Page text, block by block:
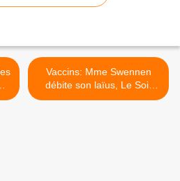
Vaccins: Mme Swennen
débite son laïus, Le Soir
relaie. >